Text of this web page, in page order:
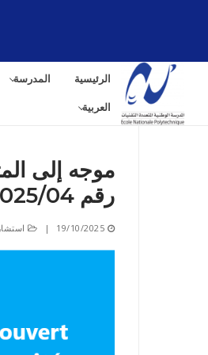
الرئيسية المدرسة
العربية
موجه إلى
رقم 04/ENP/2025
19/10/2025
|